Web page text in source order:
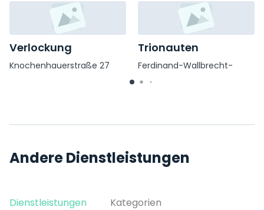
Verlockung
Knochenhauerstraße 27
Trionauten
Ferdinand-Wallbrecht-
Straße 13
Andere Dienstleistungen
Dienstleistungen Kategorien